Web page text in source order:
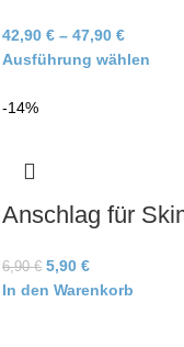
42,90 € – 47,90 €
Ausführung wählen
-14%
Anschlag für
6,90€ 5,90 €
In den Warenkorb